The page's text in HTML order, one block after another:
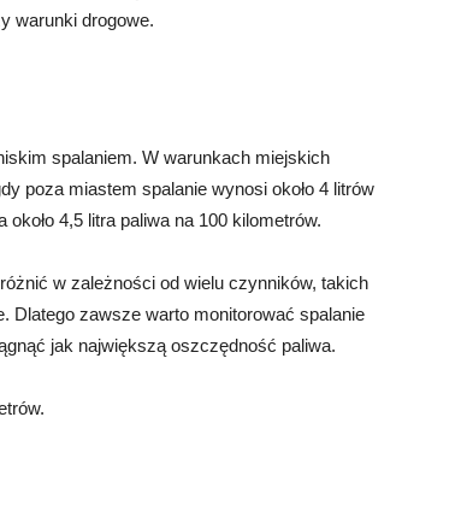
warunki drogowe.
spalaniem. W warunkach miejskich
poza miastem spalanie wynosi około 4 litrów
4,5 litra paliwa na 100 kilometrów.
w zależności od wielu czynników, takich
Dlatego zawsze warto monitorować spalanie
jak największą oszczędność paliwa.